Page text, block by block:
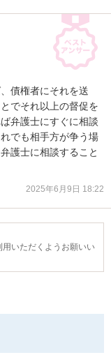
債権者にそれを送
でそれ以上の督促を
弁護士にすぐに相談
でも相手方が争う場
護士に相談すること
2025年6月9日 18:22
いただくようお願いい